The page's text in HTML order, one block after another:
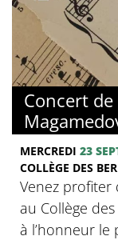
Concert
MERCREDI 23
COLLÈGE DES
Venez profiter
au Collège
à l’honneur le